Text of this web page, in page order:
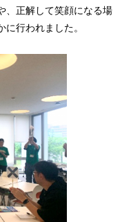
、正解して笑顔になる場
行われました。